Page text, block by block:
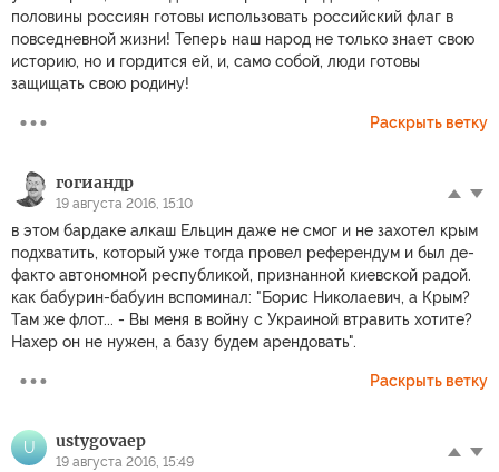
половины россиян готовы использовать российский флаг в
повседневной жизни! Теперь наш народ не только знает свою
историю, но и гордится ей, и, само собой, люди готовы
защищать свою родину!
Раскрыть ветку
гогиандр
19 августа 2016, 15:10
в этом бардаке алкаш Ельцин даже не смог и не захотел крым
подхватить, который уже тогда провел референдум и был де-
факто автономной республикой, признанной киевской радой.
как бабурин-бабуин вспоминал: "Борис Николаевич, а Крым?
Там же флот... - Вы меня в войну с Украиной втравить хотите?
Нахер он не нужен, а базу будем арендовать".
Раскрыть ветку
U ustygovaep
19 августа 2016, 15:49